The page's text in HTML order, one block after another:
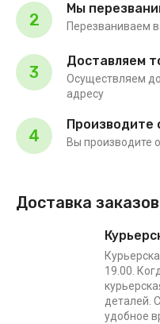
2
Мы
Перезваниваем
3
Доставляем
Осуществляем
адресу
4
Производите
Вы производите
Доставка заказов
19.00.
деталей.
удобное